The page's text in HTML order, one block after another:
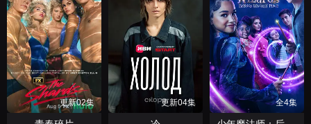
更新02集 更新04集 全4集